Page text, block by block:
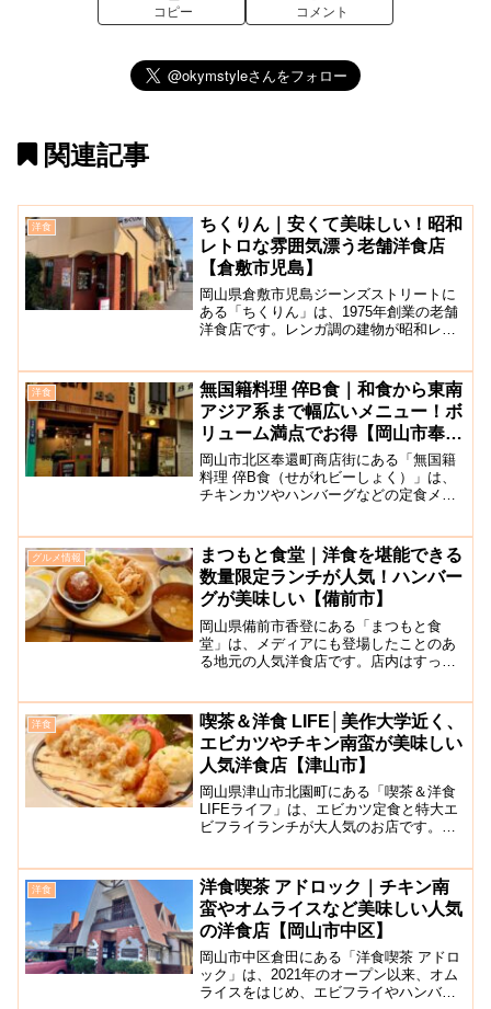
コピー コメント
関連記事
洋食
ちくりん｜安くて美味しい！昭和
レトロな雰囲気漂う老舗洋食店
【倉敷市児島】
岡山県倉敷市児島ジーンズストリートに
ある「ちくりん」は、1975年創業の老舗
洋食店です。レンガ調の建物が昭和レト
気分にさせてくれます。こちらのお店は
すべて手作りで仕込ま...
洋食
無国籍料理 倅B食｜和食から東南
アジア系まで幅広いメニュー！ボ
リューム満点でお得【岡山市奉還
町】
岡山市北区奉還町商店街にある「無国籍
料理 倅B食（せがれビーしょく）」は、
チキンカツやハンバーグなどの定食メニ
のお店です。以前は家族間で別々のお店
で経営していたものを現...
グルメ情報
まつもと食堂｜洋食を堪能できる
数量限定ランチが人気！ハンバー
グが美味しい【備前市】
岡山県備前市香登にある「まつもと食
堂」は、メディアにも登場したことのあ
る地元の人気洋食店です。店内はすっき
ので、おひとりさまでも安心して利用で
きます。人気のランチメニュ...
洋食
喫茶＆洋食 LIFE│美作大学近く、
エビカツやチキン南蛮が美味しい
人気洋食店【津山市】
岡山県津山市北園町にある「喫茶＆洋食
LIFEライフ」は、エビカツ定食と特大エ
ビフライランチが大人気のお店です。お
と4人掛けテーブル席のほか、カウンター
席も完備してい...
洋食
洋食喫茶 アドロック｜チキン南
蛮やオムライスなど美味しい人気
の洋食店【岡山市中区】
岡山市中区倉田にある「洋食喫茶 アドロ
ック」は、2021年のオープン以来、オム
ライスをはじめ、エビフライやハンバー